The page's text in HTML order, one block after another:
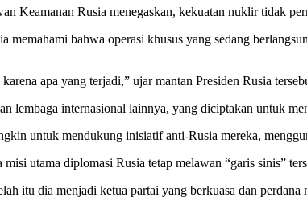
Keamanan Rusia menegaskan, kekuatan nuklir tidak
memahami bahwa operasi khusus yang sedang
apa yang terjadi,” ujar mantan Presiden Rusia
lembaga internasional lainnya, yang diciptakan untuk
untuk mendukung inisiatif anti-Rusia mereka,
utama diplomasi Rusia tetap melawan “garis sinis”
itu dia menjadi ketua partai yang berkuasa dan perdana